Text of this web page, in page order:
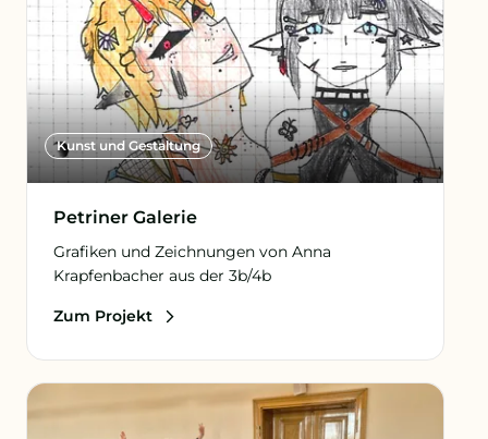
Kunst und Gestaltung
Petriner Galerie
Grafiken und Zeichnungen von Anna
Krapfenbacher aus der 3b/4b
Zum Projekt